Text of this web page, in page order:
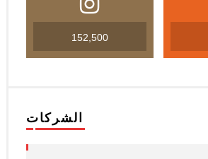
152,500
الشركات